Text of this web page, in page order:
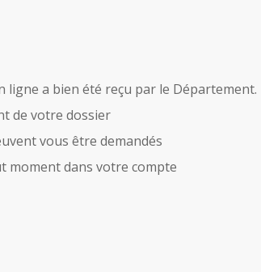
a bien été reçu par le Département.
de votre dossier
vous être demandés
moment dans votre compte